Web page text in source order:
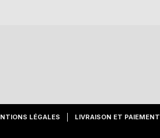
LÉGALES LIVRAISON ET PAIEMENT